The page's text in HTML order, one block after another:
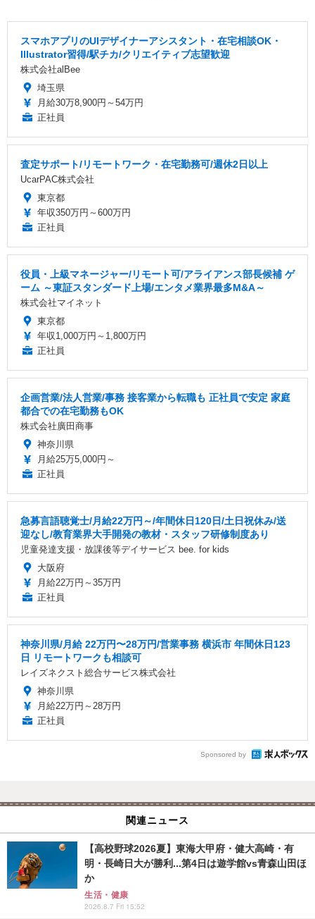
スマホアプリのUIデザイナーアシスタント・在宅相談OK・
Illustrator習得/駅チカ/クリエイティブ志望歓迎
株式会社alBee
埼玉県
月給30万8,900円～54万円
正社員
査定サポート/リモートワーク・在宅勤務可/週休2日以上
UcarPAC株式会社
東京都
年収350万円～600万円
正社員
役員・上級マネージャー/リモート可/アライアンス部長候補 ゲ
ーム ～東証スタンダード上場/エンタメ業界最多M&A～
株式会社マイネット
東京都
年収1,000万円～1,800万円
正社員
企画営業/法人営業/事務 接客業から転職も 正社員で安定 家庭
都合での在宅勤務もOK
株式会社廣田商事
神奈川県
月給25万5,000円～
正社員
急募言語聴覚士/月給22万円～/年間休日120日/土日祝休み/送
迎なし/教育業界大手開発の教材・スタッフ研修制度あり
児童発達支援・放課後等デイサービス bee. for kids
大阪府
月給22万円～35万円
正社員
神奈川県/月給 22万円〜28万円/営業事務 横浜市 年間休日123
日 リモートワークも相談可
レイズネクスト総合サービス株式会社
神奈川県
月給22万円～28万円
正社員
Sponsored by
関連ニュース
【高校野球2026夏】東海大甲府・健大高崎・有
明・長崎日大が勝利...第4日は遊学館vs青森山田ほ
か
生活・健康
2026.8.7 Fri 15:52